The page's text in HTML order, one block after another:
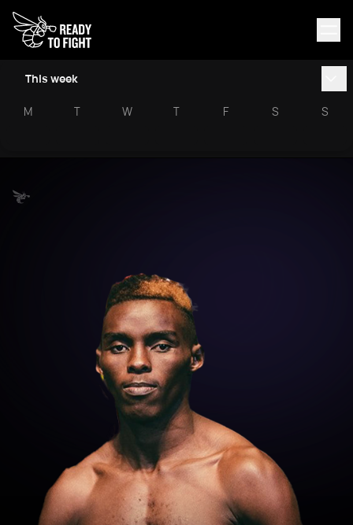
This week
M T W T F S S